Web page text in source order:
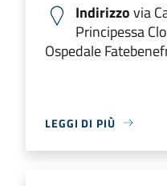
Indirizzovia
Principessa
Ospedale
LEGGI DI PIÙ